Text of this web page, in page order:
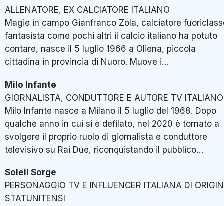
ALLENATORE, EX CALCIATORE ITALIANO
Magie in campo Gianfranco Zola, calciatore
fantasista come pochi altri il calcio italiano ha potuto
contare, nasce il 5 luglio 1966 a Oliena, piccola
cittadina in provincia di Nuoro. Muove i…
Milo Infante
GIORNALISTA, CONDUTTORE E AUTORE TV ITALIANO
Milo Infante nasce a Milano il 5 luglio del 1968. Dopo
qualche anno in cui si è defilato, nel 2020 è tornato a
svolgere il proprio ruolo di giornalista e conduttore
televisivo su Rai Due, riconquistando il pubblico…
Soleil Sorge
PERSONAGGIO TV E INFLUENCER ITALIANA DI
STATUNITENSI